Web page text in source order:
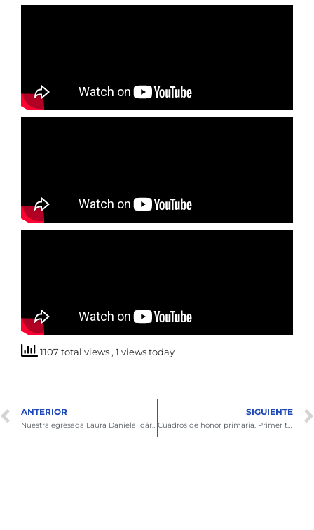
1107 total views , 1 views today
ANTERIOR SIGUIENTE
Cuadros de honor primaria. Primer trimestre 2025